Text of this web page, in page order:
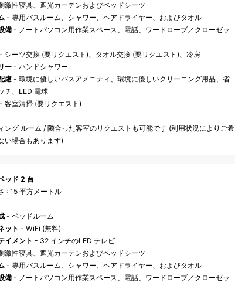
激性寝具、遮光カーテンおよびベッドシーツ
- 専用バスルーム、シャワー、ヘアドライヤー、およびタオル
備- ノートパソコン用作業スペース、電話、ワードローブ／クローゼッ
シーツ交換 (要リクエスト)、タオル交換 (要リクエスト)、冷房
ー- ハンドシャワー
慮- 環境に優しいバスアメニティ、環境に優しいクリーニング用品、省
チ、LED 電球
客室清掃 (要リクエスト)
ング ルーム / 隣合った客室のリクエストも可能です (利用状況によりご希
い場合もあります)
ッド 2 台
: 15 平方メートル
- ベッドルーム
ット - WiFi (無料)
イメント - 32 インチのLED テレビ
激性寝具、遮光カーテンおよびベッドシーツ
- 専用バスルーム、シャワー、ヘアドライヤー、およびタオル
備- ノートパソコン用作業スペース、電話、ワードローブ／クローゼッ